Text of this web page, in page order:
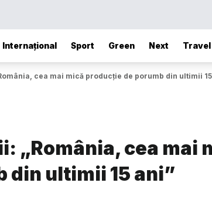
Internațional Sport Green Next Travel
cea mai mică producţie de porumb din ultimii
cea mai
din ultimii 15 ani”